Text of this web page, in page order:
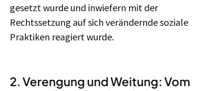
gesetzt wurde und inwiefern mit der
Rechtssetzung auf sich verändernde soziale
Praktiken reagiert wurde.
2. Verengung und Weitung: Vom